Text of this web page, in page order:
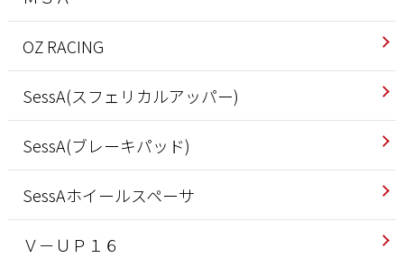
OZ RACING
SessA(スフェリカルアッパー)
SessA(ブレーキパッド)
SessAホイールスペーサ
Ｖ－ＵＰ１６